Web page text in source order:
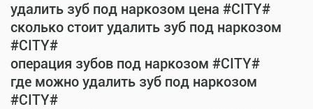
удалить зуб под наркозом цена #CITY#
сколько стоит удалить зуб под наркозом
#CITY#
операция зубов под наркозом #CITY#
где можно удалить зуб под наркозом
#CITY#